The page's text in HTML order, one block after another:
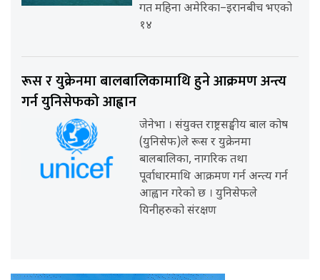
गत महिना अमेरिका–इरानबीच भएको
१४
रूस र युक्रेनमा बालबालिकामाथि हुने आक्रमण अन्त्य
गर्न युनिसेफको आह्वान
जेनेभा । संयुक्त राष्ट्रसङ्घीय बाल कोष
(युनिसेफ)ले रूस र युक्रेनमा
बालबालिका, नागरिक तथा
पूर्वाधारमाथि आक्रमण गर्न अन्त्य गर्न
आह्वान गरेको छ । युनिसेफले
यिनीहरुको संरक्षण